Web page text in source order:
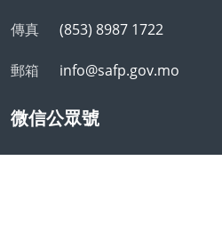
傳真 (853) 8987 1722
郵箱 info@safp.gov.mo
微信公眾號